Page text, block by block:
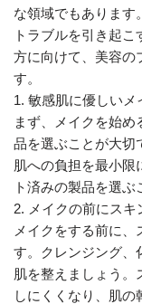
な領域でもあります
トラブルを引き起
方に向けて、美容の
す。
1. 敏感肌に優しい
まず、メイクを始
品を選ぶことが大切
肌への負担を最小限
ト済みの製品を選ぶ
2. メイクの前にスキ
メイクをする前に
す。クレンジング、
肌を整えましょう。
しにくくなり、肌の